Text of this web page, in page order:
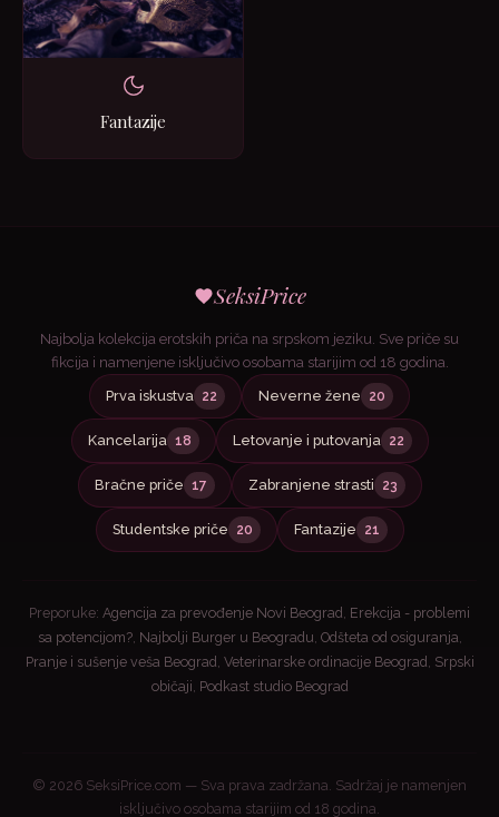
Fantazije
SeksiPrice
Najbolja kolekcija erotskih priča na srpskom jeziku. Sve priče su
fikcija i namenjene isključivo osobama starijim od 18 godina.
Prva iskustva 22 Neverne žene 20
Kancelarija 18 Letovanje i putovanja 22
Bračne priče 17 Zabranjene strasti 23
Studentske priče 20 Fantazije 21
Preporuke: Agencija za prevođenje Novi Beograd , Erekcija - problemi
sa potencijom?, Najbolji Burger u Beogradu, Odšteta od osiguranja,
Pranje i sušenje veša Beograd , Veterinarske ordinacije Beograd , Srpski
običaji, Podkast studio Beograd
© 2026 SeksiPrice.com — Sva prava zadržana. Sadržaj je namenjen
isključivo osobama starijim od 18 godina.